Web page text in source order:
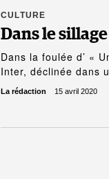
CULTURE
Dans le
Dans la foulée d’ «
Inter, déclinée dans
La rédaction 15 avril 2020